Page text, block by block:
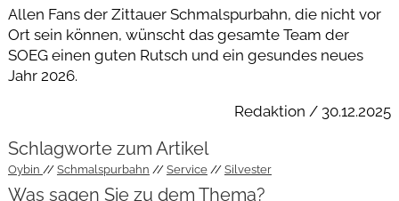
Allen Fans der Zittauer Schmalspurbahn, die nicht vor
Ort sein können, wünscht das gesamte Team der
SOEG einen guten Rutsch und ein gesundes neues
Jahr 2026.
Redaktion / 30.12.2025
Schlagworte zum Artikel
Oybin Schmalspurbahn Service Silvester
Was sagen Sie zu dem Thema?